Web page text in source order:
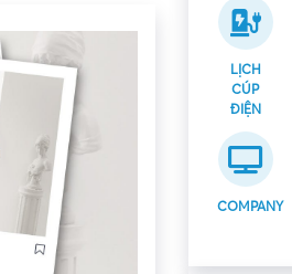
LỊCH
CÚP
ĐIỆN
COMPANY